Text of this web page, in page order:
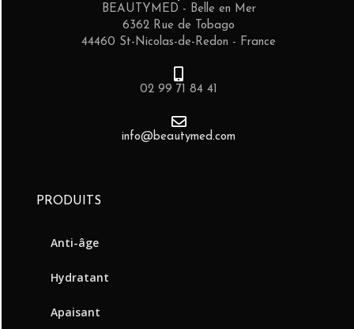
BEAUTYMED - Belle en Mer
6362 Rue de Tobago
44460 St-Nicolas-de-Redon - France
02 99 71 84 41
info@beautymed.com
PRODUITS
Anti-âge
Hydratant
Apaisant